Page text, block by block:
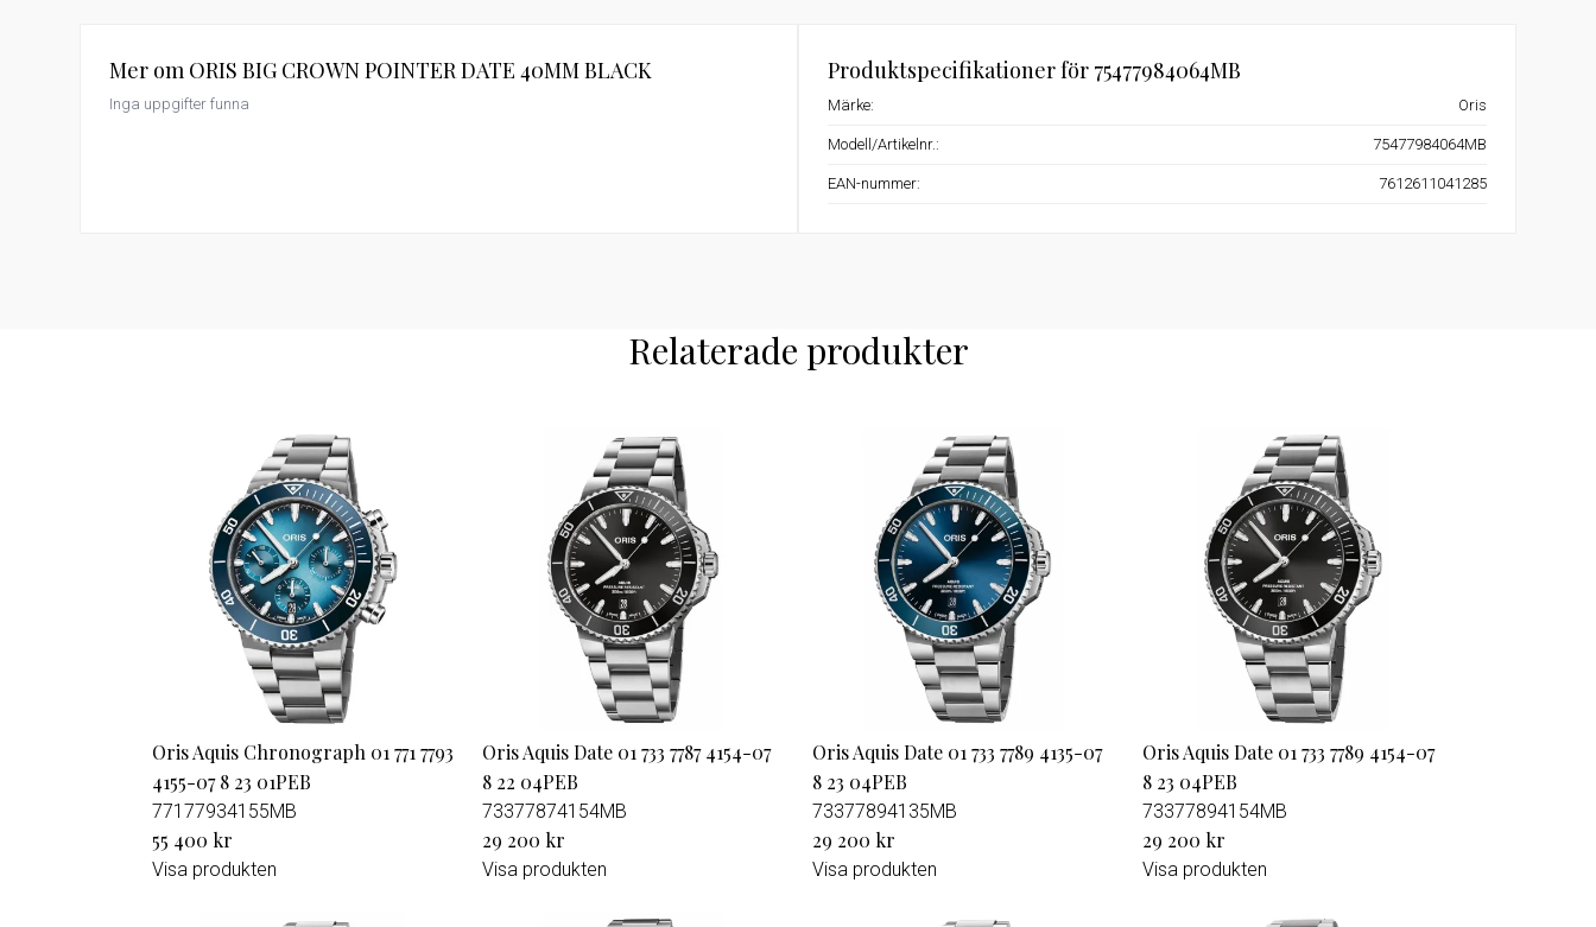
Mer om ORIS BIG CROWN POINTER DATE 40MM BLACK
Inga uppgifter funna
Produktspecifikationer för 75477984064MB
Märke: Oris
Modell/Artikelnr.: 75477984064MB
EAN-nummer: 7612611041285
Relaterade produkter
Oris Aquis Chronograph 01 771 7793
4155-07 8 23 01PEB
77177934155MB
55 400 kr
Visa produkten
Oris Aquis Date 01 733 7787 4154-07
8 22 04PEB
73377874154MB
29 200 kr
Visa produkten
Oris Aquis Date 01 733 7789 4135-07
8 23 04PEB
73377894135MB
29 200 kr
Visa produkten
Oris Aquis Date 01 733 7789 4154-07
8 23 04PEB
73377894154MB
29 200 kr
Visa produkten